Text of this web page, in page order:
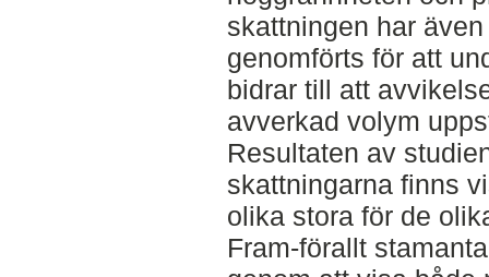
skattningen har
genomförts för att
bidrar till att
avverkad volym
Resultaten av
skattningarna finns
olika stora för de
Fram-förallt